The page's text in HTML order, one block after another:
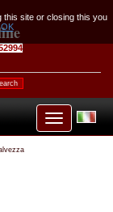
site or closing this you
OK